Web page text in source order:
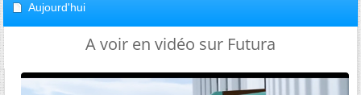
Aujourd'hui
A voir en vidéo sur Futura